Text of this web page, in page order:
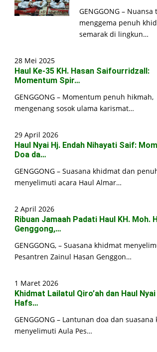
GENGGONG – Nuansa
menggema penuh
semarak di lingkun…
28 Mei 2025
Haul Ke-35 KH. Hasan Saifourridzall:
Momentum Spir…
GENGGONG – Momentum penuh hikmah,
mengenang sosok ulama karismat…
29 April 2026
Haul Nyai Hj. Endah Nihayati Saif:
Doa da…
GENGGONG – Suasana khidmat dan
menyelimuti acara Haul Almar…
2 April 2026
Ribuan Jamaah Padati Haul KH. Moh.
Genggong,…
GENGGONG, – Suasana khidmat
Pesantren Zainul Hasan Genggon…
1 Maret 2026
Khidmat Lailatul Qiro’ah dan Haul
Hafs…
GENGGONG – Lantunan doa dan
menyelimuti Aula Pes…